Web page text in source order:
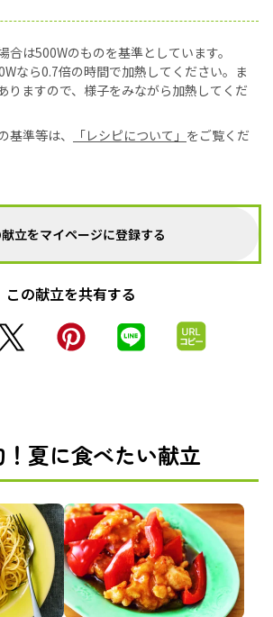
は500Wのものを基準としています。
なら0.7倍の時間で加熱してください。ま
りますので、様子をみながら加熱してくだ
準等は、
「レシピについて」 をご覧くだ
立をマイページに登録する
この献立を共有する
夏に食べたい献立